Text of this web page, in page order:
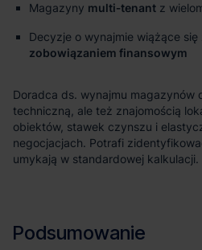
Magazyny multi‑tenant z
Decyzje o wynajmie wiążące się
zobowiązaniem finansowym